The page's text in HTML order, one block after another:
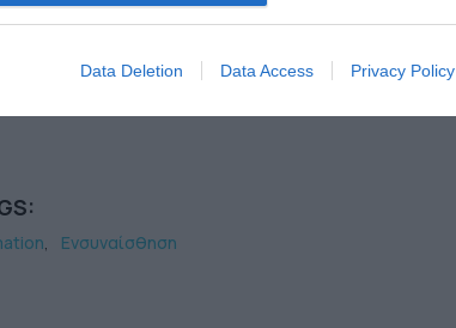
Data Deletion Data Access Privacy Policy
Ενσυναίσθηση